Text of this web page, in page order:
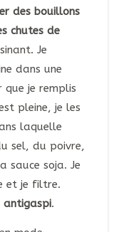
des bouillons
chutes de
Je
dans une
je remplis
pleine, je les
laquelle
sel, du poivre,
sauce soja. Je
et je filtre.
antigaspi.